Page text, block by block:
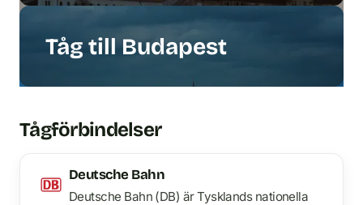
Tåg till Budapest
Tågförbindelser
Deutsche Bahn
Deutsche Bahn (DB) är Tysklands nationella